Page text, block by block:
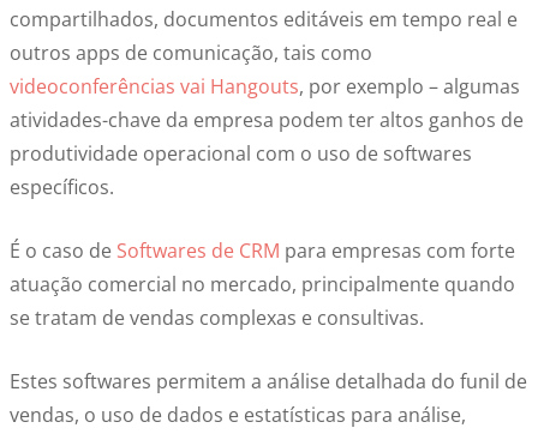
compartilhados, documentos editáveis em tempo real e
outros apps de comunicação, tais como
videoconferências vai Hangouts, por exemplo – algumas
atividades-chave da empresa podem ter altos ganhos de
produtividade operacional com o uso de softwares
específicos.
É o caso de Softwares de CRM para empresas com forte
atuação comercial no mercado, principalmente quando
se tratam de vendas complexas e consultivas.
Estes softwares permitem a análise detalhada do funil de
vendas, o uso de dados e estatísticas para análise,